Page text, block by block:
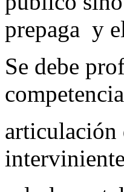
prepaga y
Se debe
articulación